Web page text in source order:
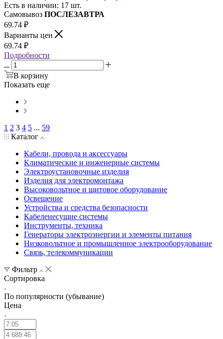
Есть в наличии: 17 шт.
Самовывоз ПОСЛЕЗАВТРА
69.74 ₽
Варианты цен
69.74 ₽
Подробности
В корзину
Показать еще
1 2 3 4 5 ... 59
Каталог
Кабели, провода и аксессуары
Климатические и инженерные системы
Электроустановочные изделия
Изделия для электромонтажа
Высоковольтное и щитовое оборудование
Освещение
Устройства и средства безопасности
Кабеленесущие системы
Инструменты, техника
Генераторы электроэнергии и элементы питания
Низковольтное и промышленное электрооборудование
Связь, телекоммуникации
Фильтр
Сортировка
По популярности (убывание)
Цена